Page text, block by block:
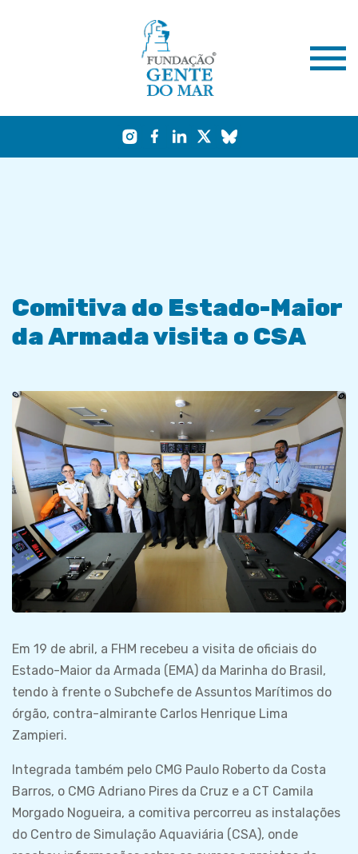
Comitiva do Estado-Maior
da Armada visita o CSA
Em 19 de abril, a FHM recebeu a visita de oficiais do
Estado-Maior da Armada (EMA) da Marinha do Brasil,
tendo à frente o Subchefe de Assuntos Marítimos do
órgão, contra-almirante Carlos Henrique Lima
Zampieri.
Integrada também pelo CMG Paulo Roberto da Costa
Barros, o CMG Adriano Pires da Cruz e a CT Camila
Morgado Nogueira, a comitiva percorreu as instalações
do Centro de Simulação Aquaviária (CSA), onde